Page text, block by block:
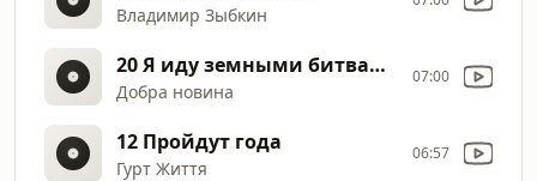
Владимир Зыбкин
20 Я иду земными битвами
Добра новина
07:00
12 Пройдут года
Гурт Життя
06:57